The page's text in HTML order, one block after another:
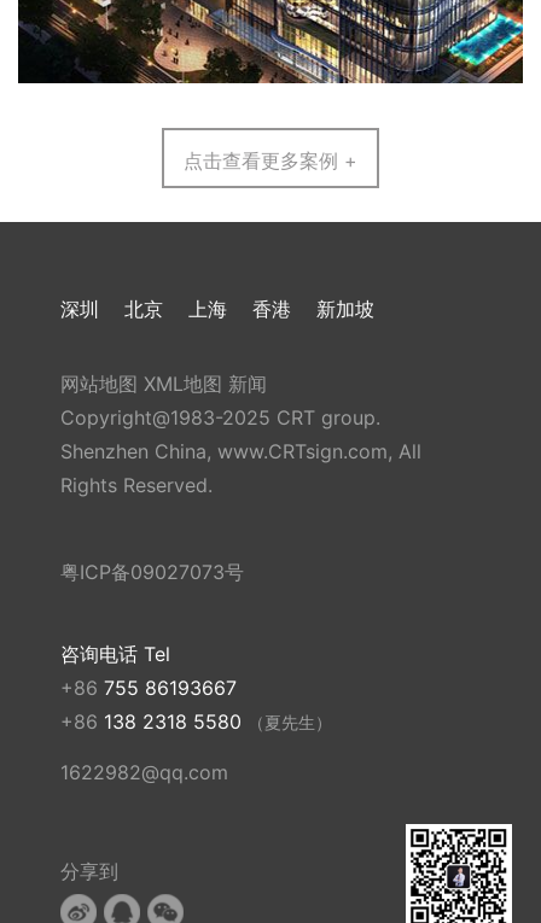
点击查看更多案例 +
深圳 北京 上海 香港 新加坡
网站地图 XML地图 新闻
Copyright@1983-2025 CRT group.
Shenzhen China, www.CRTsign.com, All
Rights Reserved.
粤ICP备09027073号
咨询电话 Tel
+86 755 86193667
+86 138 2318 5580 （夏先生）
1622982@qq.com
分享到